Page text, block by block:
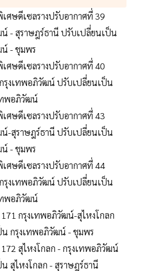
ศษดีเซลรางปรับอากาศที่ 39
- สุราษฎร์ธานี ปรับเปลี่ยนเป็น
- ชุมพร
ศษดีเซลรางปรับอากาศที่ 40
รุงเทพอภิวัฒน์ ปรับเปลี่ยนเป็น
พอภิวัฒน์
ศษดีเซลรางปรับอากาศที่ 43
-สุราษฎร์ธานี ปรับเปลี่ยนเป็น
- ชุมพร
ศษดีเซลรางปรับอากาศที่ 44
รุงเทพอภิวัฒน์ ปรับเปลี่ยนเป็น
พอภิวัฒน์
กรุงเทพอภิวัฒน์-สุไหงโกลก
กรุงเทพอภิวัฒน์ - ชุมพร
สุไหงโกลก - กรุงเทพอภิวัฒน์
สุไหงโกลก - สุราษฎร์ธานี